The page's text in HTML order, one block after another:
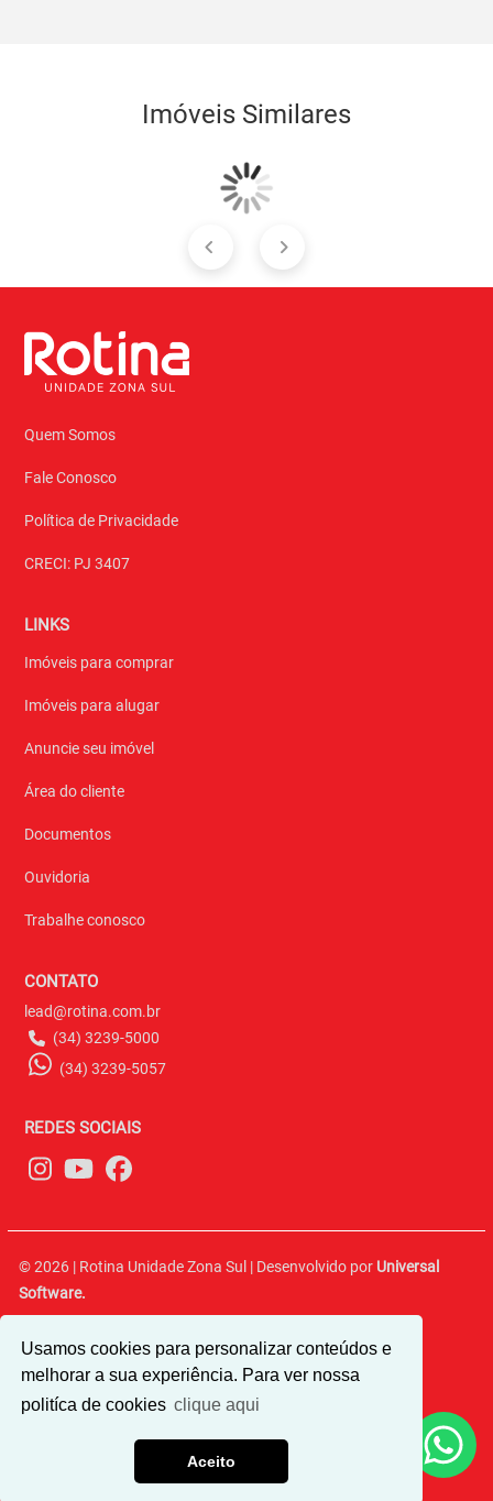
Usamos cookies para personalizar conteúdos e
melhorar a sua experiência. Para ver nossa
politíca de cookies clique aqui
Aceito
Imóveis Similares
Quem Somos
Fale Conosco
Política de Privacidade
CRECI: PJ 3407
LINKS
Imóveis para comprar
Imóveis para alugar
Anuncie seu imóvel
Área do cliente
Documentos
Ouvidoria
Trabalhe conosco
CONTATO
lead@rotina.com.br
(34) 3239-5000
(34) 3239-5057
REDES SOCIAIS
© 2026 | Rotina Unidade Zona Sul | Desenvolvido por Universal
Software.
Av. Presidente Médici, 270 - Altamira | CEP 38.411-012